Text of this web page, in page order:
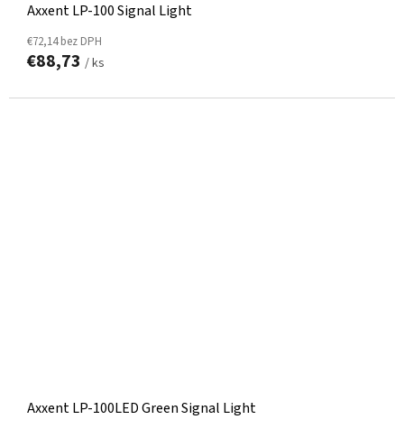
Axxent LP-100 Signal Light
€72,14 bez DPH
€88,73 / ks
Axxent LP-100LED Green Signal Light